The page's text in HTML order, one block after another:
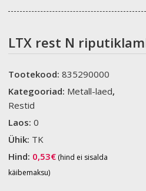
LTX rest N
Tootekood:835290000
Kategooriad: Metall-laed,
Restid
Laos:0
Ühik: TK
Hind: 0,53€ (hind ei sisalda
käibemaksu)